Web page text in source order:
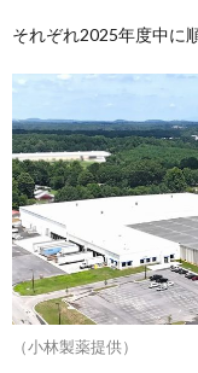
それぞれ2025年度中に
（小林製薬提供）